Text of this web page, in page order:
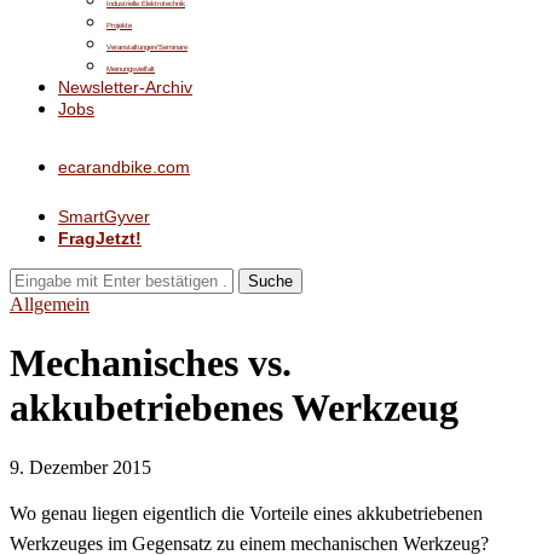
Industrielle Elektrotechnik
Projekte
Veranstaltungen/Seminare
Meinungsvielfalt
Newsletter-Archiv
Jobs
ecarandbike.com
SmartGyver
FragJetzt!
Suche
Allgemein
Mechanisches vs.
akkubetriebenes Werkzeug
9. Dezember 2015
Wo genau liegen eigentlich die Vorteile eines akkubetriebenen
Werkzeuges im Gegensatz zu einem mechanischen Werkzeug?